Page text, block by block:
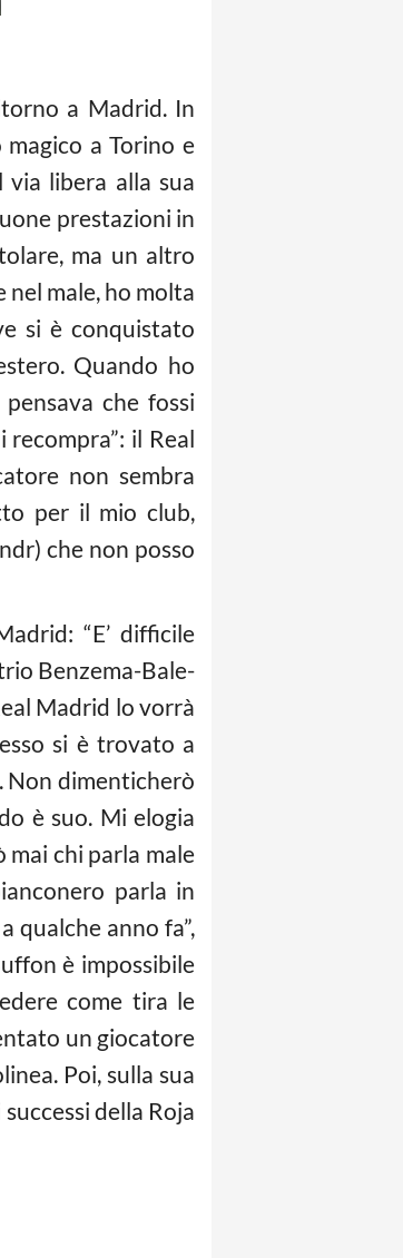
a Madrid. In
a Torino e
libera alla sua
prestazioni in
ma un altro
nel male, ho molta
si è conquistato
Quando ho
che fossi
il Real
non sembra
per il mio club,
che non posso
“E’ difficile
Benzema-Bale-
Madrid lo vorrà
si è trovato a
Non dimenticherò
è suo. Mi elogia
mai chi parla male
parla in
qualche anno fa”,
è impossibile
come tira le
un giocatore
Poi, sulla sua
della Roja